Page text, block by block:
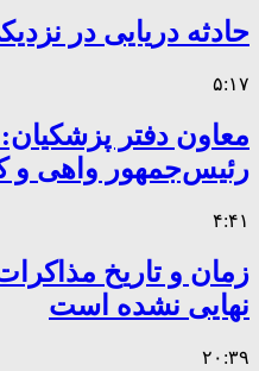
حادثه دریایی در
۵:۱۷
معاون دفتر
رئیس‌جمهور واهی
۴:۴۱
زمان و تاریخ
نهایی نشده است
۲۰:۳۹